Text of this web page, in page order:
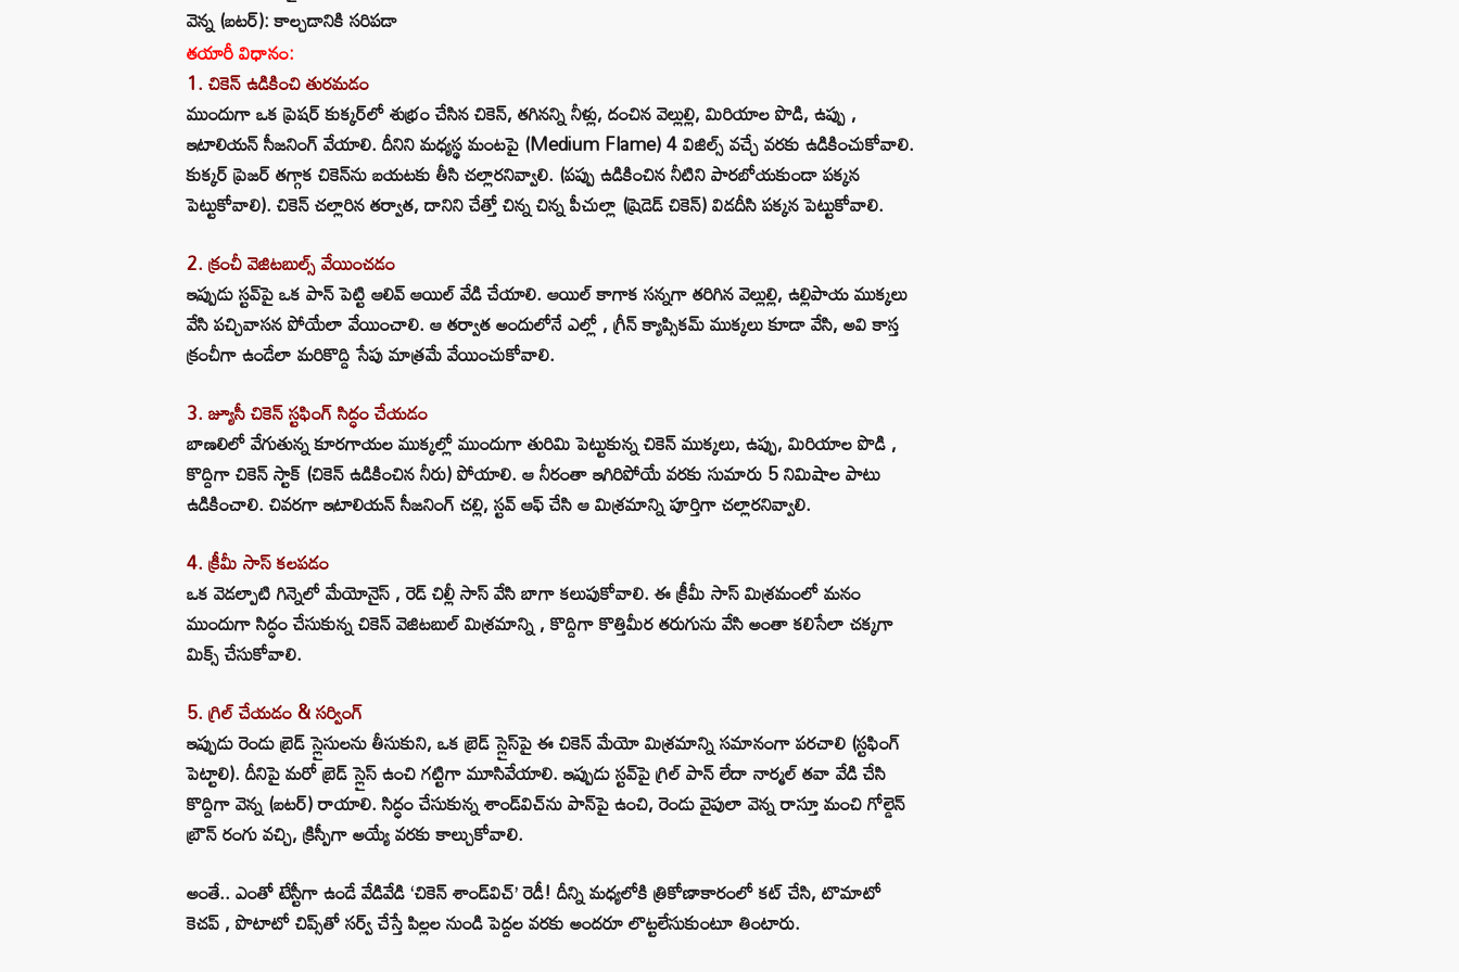
వెన్న (బటర్): కాల్చడానికి సరిపడా
తయారీ విధానం:
1. చికెన్ ఉడికించి తురమడం
ముందుగా ఒక ప్రెషర్ కుక్కర్‌లో శుభ్రం చేసిన చికెన్, తగినన్ని నీళ్లు, దంచిన వెల్లుల్లి, మిరియాల పొడి, ఉప్పు ,
ఇటాలియన్ సీజనింగ్ వేయాలి. దీనిని మధ్యస్థ మంటపై (Medium Flame) 4 విజిల్స్ వచ్చే వరకు ఉడికించుకోవాలి.
కుక్కర్ ప్రెజర్ తగ్గాక చికెన్‌ను బయటకు తీసి చల్లారనివ్వాలి. (పప్పు ఉడికించిన నీటిని పారబోయకుండా పక్కన
పెట్టుకోవాలి). చికెన్ చల్లారిన తర్వాత, దానిని చేత్తో చిన్న చిన్న పీచుల్లా (ష్రెడెడ్ చికెన్) విడదీసి పక్కన పెట్టుకోవాలి.
2. క్రంచీ వెజిటబుల్స్ వేయించడం
ఇప్పుడు స్టవ్‌పై ఒక పాన్ పెట్టి ఆలివ్ ఆయిల్ వేడి చేయాలి. ఆయిల్ కాగాక సన్నగా తరిగిన వెల్లుల్లి, ఉల్లిపాయ ముక్కలు
వేసి పచ్చివాసన పోయేలా వేయించాలి. ఆ తర్వాత అందులోనే ఎల్లో , గ్రీన్ క్యాప్సికమ్ ముక్కలు కూడా వేసి, అవి కాస్త
క్రంచీగా ఉండేలా మరికొద్ది సేపు మాత్రమే వేయించుకోవాలి.
3. జ్యూసీ చికెన్ స్టఫింగ్ సిద్ధం చేయడం
బాణలిలో వేగుతున్న కూరగాయల ముక్కల్లో ముందుగా తురిమి పెట్టుకున్న చికెన్ ముక్కలు, ఉప్పు, మిరియాల పొడి ,
కొద్దిగా చికెన్ స్టాక్ (చికెన్ ఉడికించిన నీరు) పోయాలి. ఆ నీరంతా ఇగిరిపోయే వరకు సుమారు 5 నిమిషాల పాటు
ఉడికించాలి. చివరగా ఇటాలియన్ సీజనింగ్ చల్లి, స్టవ్ ఆఫ్ చేసి ఆ మిశ్రమాన్ని పూర్తిగా చల్లారనివ్వాలి.
4. క్రీమీ సాస్ కలపడం
ఒక వెడల్పాటి గిన్నెలో మేయోనైస్ , రెడ్ చిల్లీ సాస్ వేసి బాగా కలుపుకోవాలి. ఈ క్రీమీ సాస్ మిశ్రమంలో మనం
ముందుగా సిద్ధం చేసుకున్న చికెన్ వెజిటబుల్ మిశ్రమాన్ని , కొద్దిగా కొత్తిమీర తరుగును వేసి అంతా కలిసేలా చక్కగా
మిక్స్ చేసుకోవాలి.
5. గ్రిల్ చేయడం & సర్వింగ్
ఇప్పుడు రెండు బ్రెడ్ స్లైసులను తీసుకుని, ఒక బ్రెడ్ స్లైస్‌పై ఈ చికెన్ మేయో మిశ్రమాన్ని సమానంగా పరచాలి (స్టఫింగ్
పెట్టాలి). దీనిపై మరో బ్రెడ్ స్లైస్ ఉంచి గట్టిగా మూసివేయాలి. ఇప్పుడు స్టవ్‌పై గ్రిల్ పాన్ లేదా నార్మల్ తవా వేడి చేసి
కొద్దిగా వెన్న (బటర్) రాయాలి. సిద్ధం చేసుకున్న శాండ్‌విచ్‌ను పాన్‌పై ఉంచి, రెండు వైపులా వెన్న రాస్తూ మంచి గోల్డెన్
బ్రౌన్ రంగు వచ్చి, క్రిస్పీగా అయ్యే వరకు కాల్చుకోవాలి.
అంతే.. ఎంతో టేస్టీగా ఉండే వేడివేడి ‘చికెన్ శాండ్‌విచ్’ రెడీ! దీన్ని మధ్యలోకి త్రికోణాకారంలో కట్ చేసి, టొమాటో
కెచప్ , పొటాటో చిప్స్‌తో సర్వ్ చేస్తే పిల్లల నుండి పెద్దల వరకు అందరూ లొట్టలేసుకుంటూ తింటారు.